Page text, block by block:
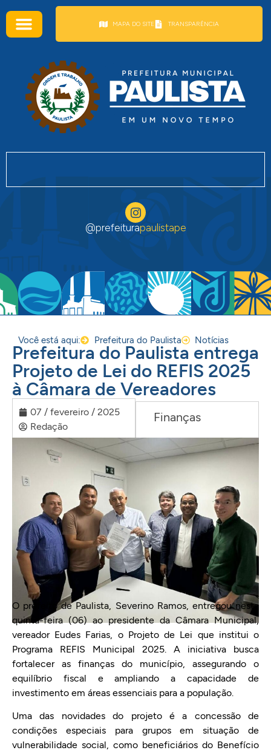
MAPA DO SITE TRANSPARÊNCIA
@prefeiturapaulistape
Você está aqui: Prefeitura do Paulista Notícias
Prefeitura do Paulista entrega
Projeto de Lei do REFIS 2025
à Câmara de Vereadores
07 / fevereiro / 2025
Redação
Finanças
O prefeito de Paulista, Severino Ramos, entregou nesta
quinta-feira (06) ao presidente da Câmara Municipal,
vereador Eudes Farias, o Projeto de Lei que institui o
Programa REFIS Municipal 2025. A iniciativa busca
fortalecer as finanças do município, assegurando o
equilíbrio fiscal e ampliando a capacidade de
investimento em áreas essenciais para a população.
Uma das novidades do projeto é a concessão de
condições especiais para grupos em situação de
vulnerabilidade social, como beneficiários do Benefício